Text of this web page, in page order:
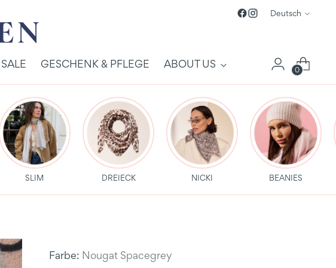
Sprache
Deutsch
SALE GESCHENK & PFLEGE ABOUT US 0
SLIM DREIECK NICKI BEANIES
Farbe: Nougat Spacegrey